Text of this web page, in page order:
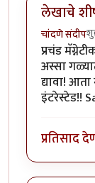
लेखाचे
चांदणे संदीप
प्रचंड
अस्सा
द्यावा!
इंटरेस्टेड!!
प्रतिसाद